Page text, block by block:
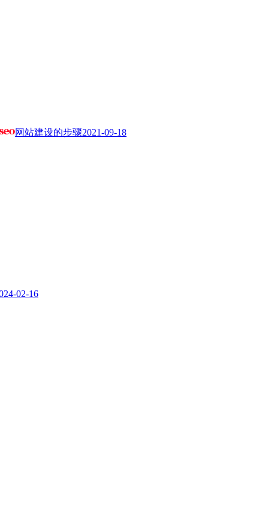
网站建设的步骤2021-09-18
02-16